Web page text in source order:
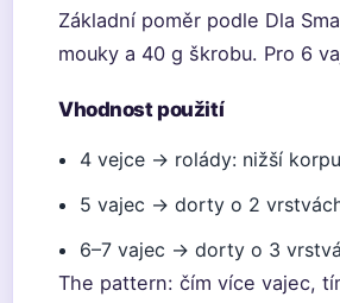
Základní poměr podle Dla
mouky a 40 g škrobu. Pro 6
Vhodnost použití
4 vejce → rolády: nižší
5 vajec → dorty o 2
6–7 vajec → dorty o 3
The pattern: čím více vajec,